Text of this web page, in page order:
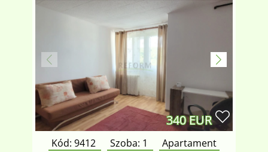
340 EUR
Kód: 9412 Szoba: 1
Apartament